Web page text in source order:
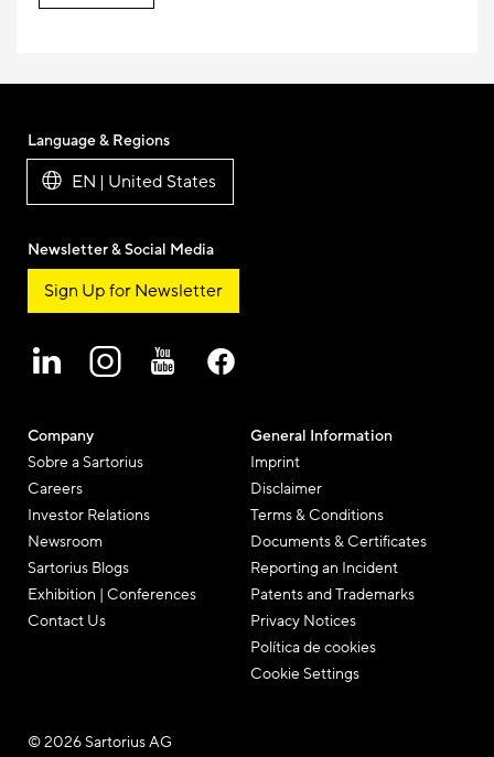
Company
Sobre a Sartorius
Careers
Investor Relations
Newsroom
Sartorius Blogs
Exhibition | Conferences
Contact Us
General Information
Imprint
Disclaimer
Terms & Conditions
Documents & Certificates
Reporting an Incident
Patents and Trademarks
Privacy Notices
Política de cookies
Cookie Settings
Language & Regions
EN | United States
Newsletter & Social Media
Sign Up for Newsletter
© 2026 Sartorius AG